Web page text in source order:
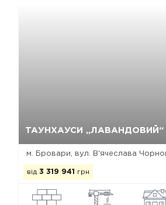
ТАУНХАУСИ „ЛАВАНДОВИЙ“
м. Бровари, вул. В'ячеслава
від 3 319 941 грн